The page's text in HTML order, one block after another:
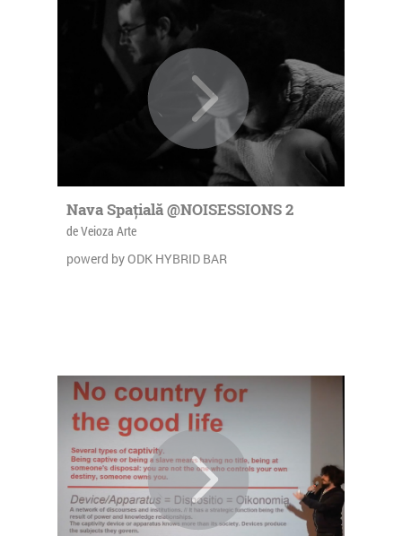
Nava Spațială @NOISESSIONS 2
de Veioza Arte
powerd by ODK HYBRID BAR